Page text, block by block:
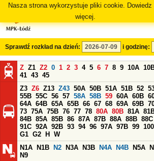
Nasza strona wykorzystuje pliki cookie. Dowiedz
więcej.
Sprawdź rozkład na dzień: i godzinę:
Z Z1 Z2 0 1 2 3 4 5 6 7 8 9 10A
41 43 45
Z3 Z6 Z13 Z43 50A 50B 51A 51B 52
55B 55C 56 57 58A 58B 59 60A 60B
64A 64B 65A 65B 66 67 68 69A 69B
73 75A 75B 76 77 78 80A 80B 81A
84B 85A 85B 86 87A 87B 88A 88B 88C
91C 92A 92B 93 94 96 97A 97B 99 100
G1 G2 H
W
N1A
N1B N2 N3A N3B N4A N4B N5A
N9